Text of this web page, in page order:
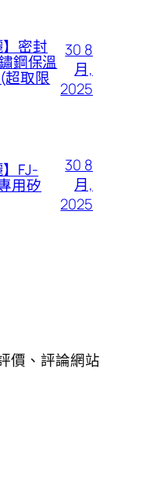
】密封
鋼保溫
超取限
30 8
月,
2025
】FJ-
用矽
30 8
月,
2025
價、評論網站